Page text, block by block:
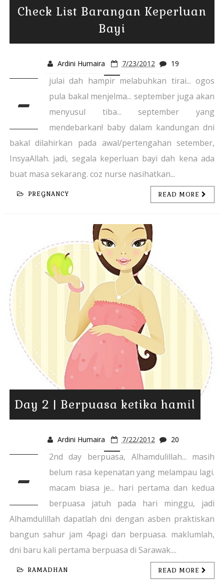
Check List Barangan Keperluan
Bayi
Ardini Humaira 7/23/2012 19
-
julai dah hampir melabuhkan tirai... ogos
pula bakal menjelma... september juga akan
menyusul tiba... september yang
mendebarkan! baby dalam kandungan dni
bakal dilahirkan pada awal/pertengahan setember,
InsyaAllah. jadi, segala keperluan bayi dah kena ada
buat masa sekarang. coz nurse nasihatkan...
PREGNANCY READ MORE
Day 2 | Berpuasa ketika hamil
Ardini Humaira 7/22/2012 20
-
2nd day berpuasa, Alhamdulillah... masih
belum rasa kepenatan yang melampau lagi.
macam biasa je... hari pertama dan kedua
berpuasa jatuh pada hari minggu, jadi
Alhamdulillah dapatlah dni dengan asben praktiskan
bangun sahur jam 4pagi dan berpuasa. maklumlah,
dni baru kali pertama berpuasa di Sarawak....
RAMADHAN READ MORE